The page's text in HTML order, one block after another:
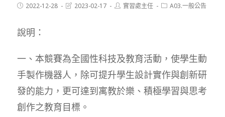
Post2022-12-28
Post2023-02-17
Post實習處主任
PostA03.一般公告
說明：
一、本競賽為全國性科技及教育活動，使學生動
手製作機器人，除可提升學生設計實作與創新研
發的能力，更可達到寓教於樂、積極學習與思考
創作之教育目標。